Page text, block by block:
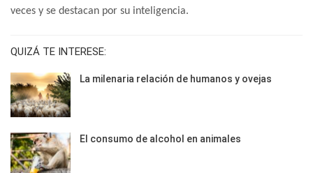
veces y se destacan por su inteligencia.
QUIZÁ TE INTERESE:
La milenaria relación de humanos y ovejas
El consumo de alcohol en animales